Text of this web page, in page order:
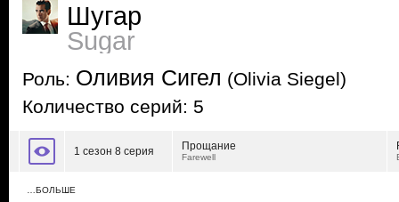
Шугар
Sugar
Роль: Оливия Сигел (Olivia Siegel)
Количество серий: 5
1 сезон 8 серия Прощание
Farewell
…БОЛЬШЕ